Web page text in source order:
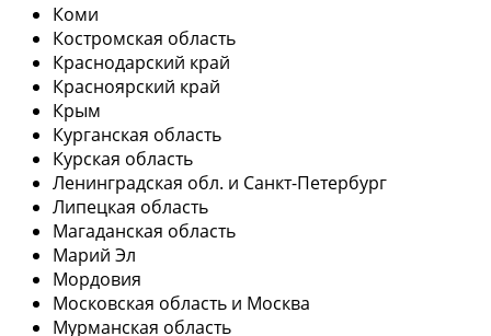
Коми
Костромская область
Краснодарский край
Красноярский край
Крым
Курганская область
Курская область
Ленинградская обл. и Санкт-Петербург
Липецкая область
Магаданская область
Марий Эл
Мордовия
Московская область и Москва
Мурманская область